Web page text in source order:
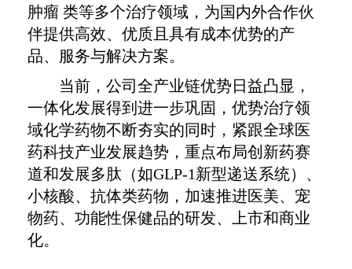
肿瘤 类等多个治疗领域，为国内外合作伙
伴提供高效、优质且具有成本优势的产
品、服务与解决方案。
当前，公司全产业链优势日益凸显，
一体化发展得到进一步巩固，优势治疗领
域化学药物不断夯实的同时，紧跟全球医
药科技产业发展趋势，重点布局创新药赛
道和发展多肽（如GLP-1新型递送系统）、
小核酸、抗体类药物，加速推进医美、宠
物药、功能性保健品的研发、上市和商业
化。